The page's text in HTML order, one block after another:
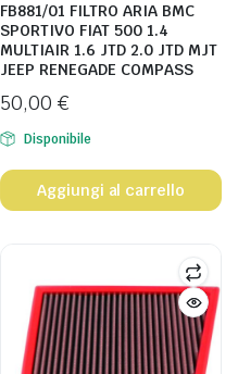
FB881/01 FILTRO ARIA BMC
SPORTIVO FIAT 500 1.4
MULTIAIR 1.6 JTD 2.0 JTD MJT
JEEP RENEGADE COMPASS
50,00 €
Disponibile
Aggiungi al carrello